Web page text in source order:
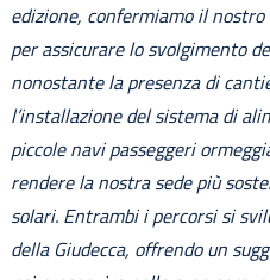
edizione, confermiamo il
per assicurare lo svolgimento
nonostante la presenza di
l’installazione del sistema di
piccole navi passeggeri
rendere la nostra sede più
solari. Entrambi i percorsi si
della Giudecca, offrendo un